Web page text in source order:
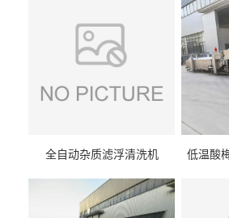
全自动杂质滤浮清洗机 低温酸